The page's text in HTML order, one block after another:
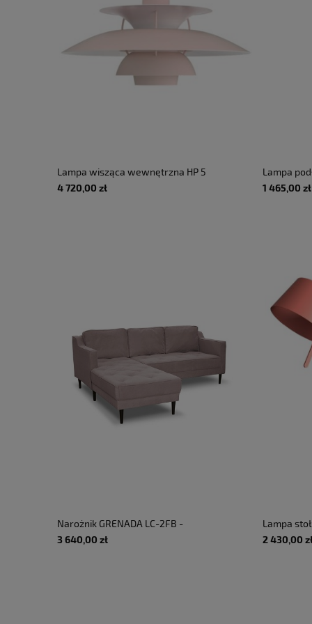
Lampa wisząca wewnętrzna HP 5
monochromatyczny blady róż -
4 720,00 zł
Lampa
1 465,00 zł
Narożnik GRENADA LC-2FB -
OTUSSO 06
3 640,00 zł
Lampa
FOOT
2 430,00